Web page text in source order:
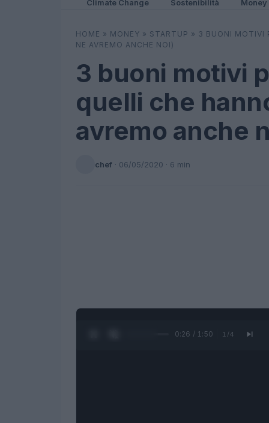
Climate Change Sostenibilità Money
HOME » MONEY » STARTUP » 3 BUONI MOTIVI
NE AVREMO ANCHE NOI)
3 buoni motivi
quelli che
avremo anche
chef · 06/05/2020 · 6 min
0:27 / 1:50 1 /4